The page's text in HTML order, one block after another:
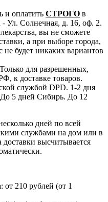
и оплатить СТРОГО в
Ул. Солнечная, д. 16, оф. 2.
вы не сможете
а при выборе города,
будет никаких вариантов
Только для разрешенных,
к доставке товаров.
службой DPD. 1-2 дня
До 5 дней Сибирь. До 12
дней по всей
службами на дом или в
высчитывается
210 рублей (от 1